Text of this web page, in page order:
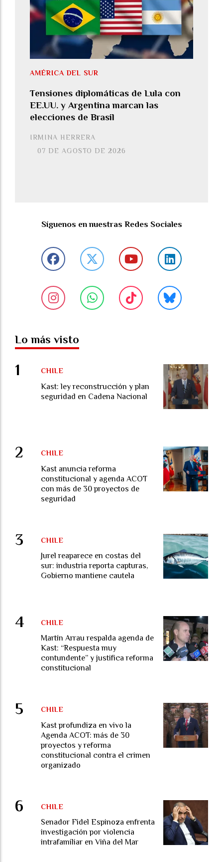
Tensiones diplomáticas de Lula con
EE.UU. y Argentina marcan las
elecciones de Brasil
IRMINA HERRERA
AMÉRICA DEL SUR
07 DE AGOSTO DE 2026
Síguenos en nuestras Redes Sociales
Lo más visto
Kast: ley reconstrucción y plan
seguridad en Cadena Nacional
CHILE
Kast anuncia reforma
constitucional y agenda ACOT
con más de 30 proyectos de
seguridad
CHILE
Jurel reaparece en costas del
sur: industria reporta capturas,
Gobierno mantiene cautela
CHILE
Martín Arrau respalda agenda de
Kast: “Respuesta muy
contundente” y justifica reforma
constitucional
CHILE
Kast profundiza en vivo la
Agenda ACOT: más de 30
proyectos y reforma
constitucional contra el crimen
organizado
CHILE
Senador Fidel Espinoza enfrenta
investigación por violencia
intrafamiliar en Viña del Mar
CHILE